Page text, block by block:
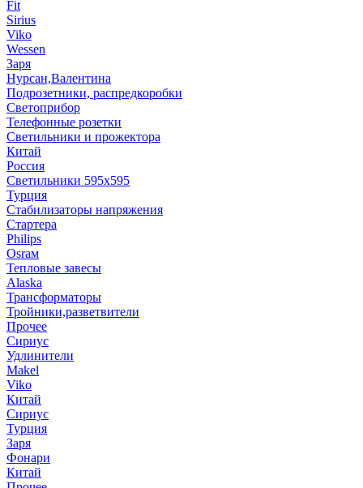
Fit
Sirius
Viko
Wessen
Заря
Нурсан,Валентина
Подрозетники, распредкоробки
Светоприбор
Телефонные розетки
Светильники и прожектора
Китай
Россия
Светильники 595х595
Турция
Стабилизаторы напряжения
Стартера
Philips
Оsrам
Тепловые завесы
Alaska
Трансформаторы
Тройники,разветвители
Прочее
Сириус
Удлинители
Makel
Viko
Китай
Сириус
Турция
Заря
Фонари
Китай